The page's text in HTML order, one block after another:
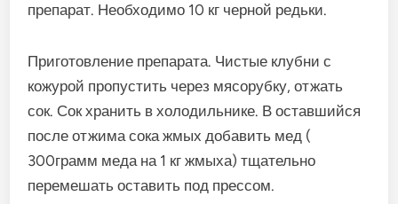
препарат. Необходимо 10 кг черной редьки.
Приготовление препарата. Чистые клубни с
кожурой пропустить через мясорубку, отжать
сок. Сок хранить в холодильнике. В оставшийся
после отжима сока жмых добавить мед (
300грамм меда на 1 кг жмыха) тщательно
перемешать оставить под прессом.